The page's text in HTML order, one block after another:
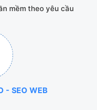
mềm theo yêu cầu
- SEO WEB